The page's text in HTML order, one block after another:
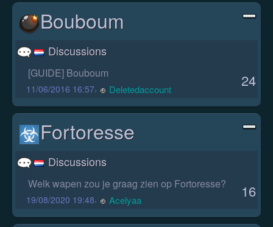
Bouboum
Discussions
[GUIDE] Bouboum
11/06/2016 16:57, Deletedaccount 24
Fortoresse
Discussions
Welk wapen zou je graag zien op Fortoresse?
19/08/2020 19:48, Acelyaa 16